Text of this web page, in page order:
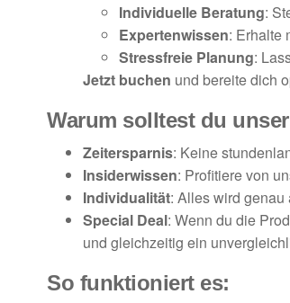
Individuelle Beratung:
Expertenwissen: Erhalte
Stressfreie Planung:
Jetzt buchen und bereite dich
Warum solltest du
Zeitersparnis: Keine
Insiderwissen: Profitiere von
Individualität: Alles wird
Special Deal: Wenn du die
und gleichzeitig ein
So funktioniert es: